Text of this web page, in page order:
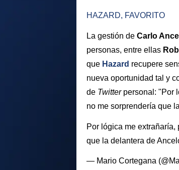
HAZARD, FAVORITO
La gestión de Carlo
personas, entre ellas
que Hazard recupere
nueva oportunidad tal y
de Twitter personal: "Por
no me sorprendería que
Por lógica me
que la delantera de
— Mario Cortegana